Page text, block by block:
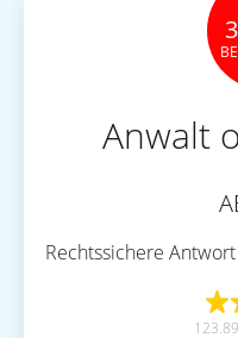
Anwalt
Rechtssichere